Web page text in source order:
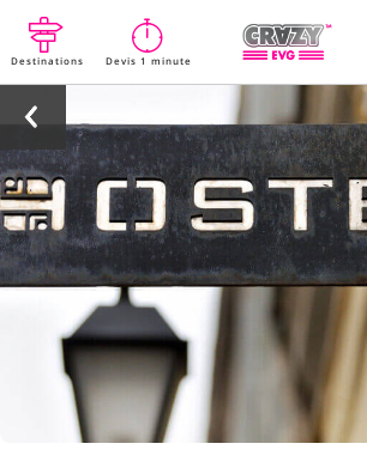
Destinations Devis 1 minute